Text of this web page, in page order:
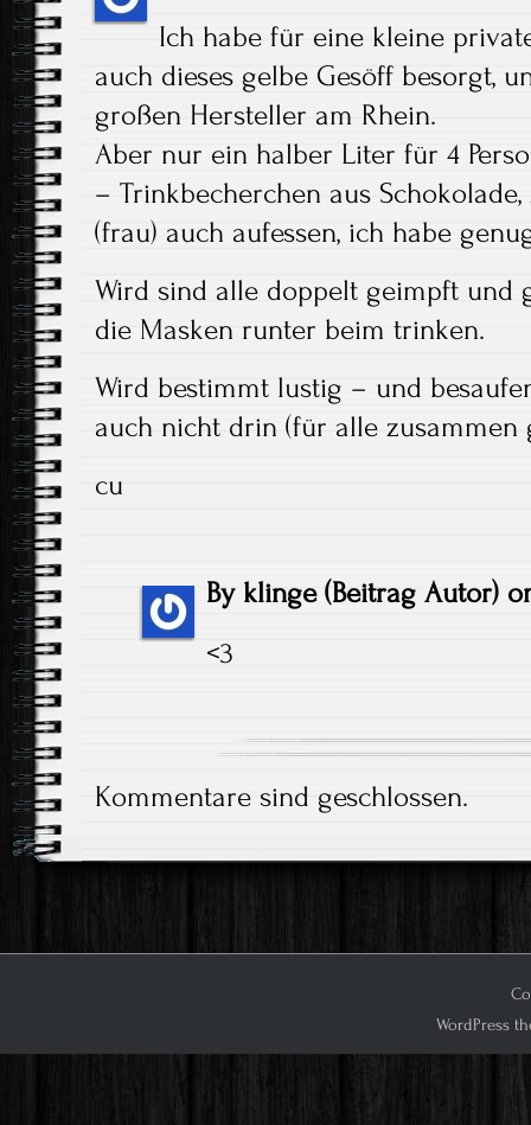
Ich habe für eine kleine
auch dieses gelbe Gesöff besorgt,
großen Hersteller am Rhein.
Aber nur ein halber Liter für 4
– Trinkbecherchen aus
(frau) auch aufessen, ich habe
Wird sind alle doppelt geimpft und
die Masken runter beim trinken.
Wird bestimmt lustig – und
auch nicht drin (für alle zusammen
cu
By klinge (Beitrag Autor)
<3
Kommentare sind geschlossen.
WordPress